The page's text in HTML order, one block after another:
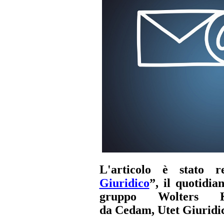
L'articolo è stato
Giuridico”, il
gruppo
da Cedam, Utet